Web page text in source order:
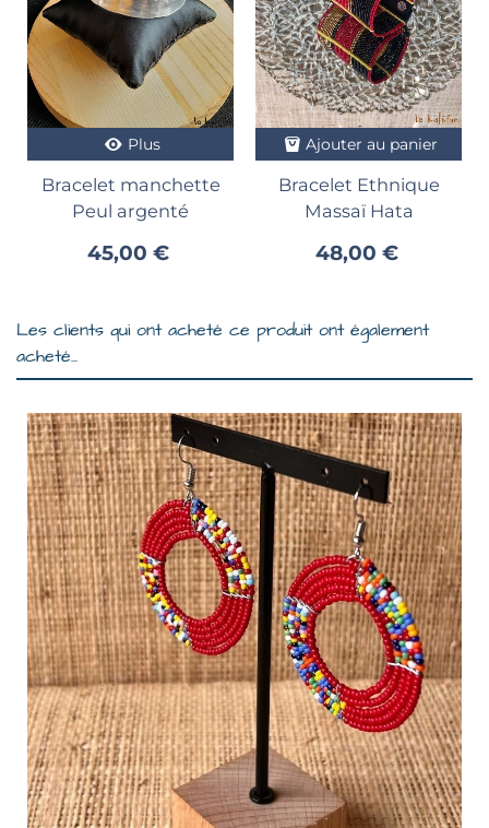
Plus
Bracelet manchette
Peul argenté
45,00 €
Ajouter au panier
Bracelet Ethnique
Massaï Hata
48,00 €
Les clients qui ont acheté ce produit ont également
acheté...